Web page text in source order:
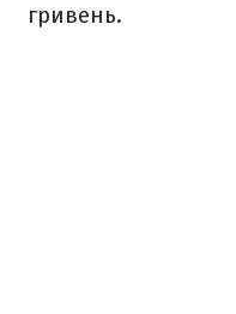
гривень.